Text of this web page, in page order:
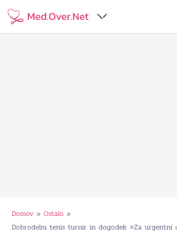
Domov » Ostalo »
Dobrodelni tenis turnir in dogodek »Za urgentni